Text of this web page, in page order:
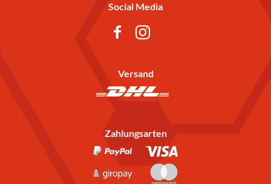
Social Media
Versand
Zahlungsarten